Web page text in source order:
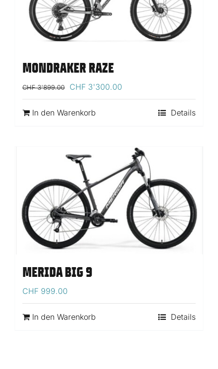
MONDRAKER RAZE
CHF3'899.00
Ursprünglicher
Preis
war:
CHF 3'899.00
CHF 3'300.00
Preis
CHF 3'300.00.
In den Warenkorb Details
MERIDA BIG 9
CHF 999.00
In den Warenkorb Details